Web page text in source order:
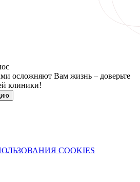
осложняют Вам жизнь – доверьте
клиники!
COOKIES